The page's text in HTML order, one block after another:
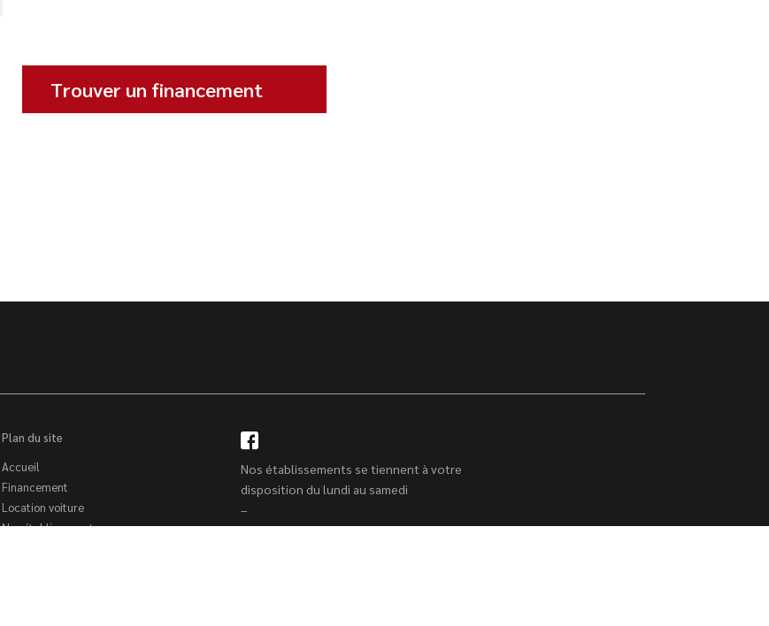
Trouver un financement
Plan du site
Accueil
Financement
Location voiture
Nos établissements
Nos établissements se tiennent à votre
disposition du lundi au samedi
–
9h00 à 12h00 – 14h00 à 19h00